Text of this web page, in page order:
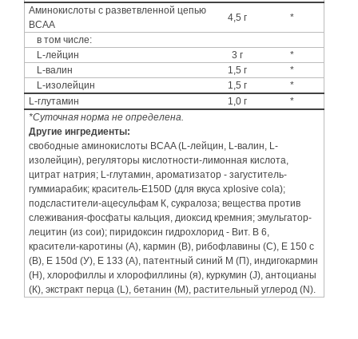
Аминокислоты с разветвленной цепью
BCAA
4,5 г
*
в том числе:
L-лейцин
3 г
*
L-валин
1,5 г
*
L-изолейцин
1,5 г
*
L-глутамин
1,0 г
*
*Суточная норма не определена.
Другие ингредиенты:
свободные аминокислоты BCAA (L-лейцин, L-валин, L-
изолейцин), регуляторы кислотности-лимонная кислота,
цитрат натрия; L-глутамин, ароматизатор - загуститель-
гуммиарабик; краситель-E150D (для вкуса xplosive cola);
подсластители-ацесульфам К, сукралоза; вещества против
слеживания-фосфаты кальция, диоксид кремния; эмульгатор-
лецитин (из сои); пиридоксин гидрохлорид - Вит. В 6,
красители-каротины (А), кармин (В), рибофлавины (С), Е 150 c
(В), Е 150d (У), Е 133 (А), патентный синий М (П), индигокармин
(Н), хлорофиллы и хлорофиллины (я), куркумин (J), антоцианы
(К), экстракт перца (L), бетанин (М), растительный углерод (N).